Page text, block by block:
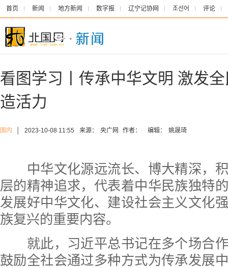
首页 新闻 地方新闻 数字报 辽宁记协网 조선어 评论
看图学习丨传承中华文明 激发
造活力
国内 2023-10-08 11:55 来源： 央广网 作者： 编辑： 姚晟琦
中华文化源远流长、博大精深，积
层的精神追求，代表着中华民族独特
发展好中华文化、建设社会主义文化
族复兴的重要内容。
就此，习近平总书记在多个场合作
鼓励全社会通过多种方式为传承发展